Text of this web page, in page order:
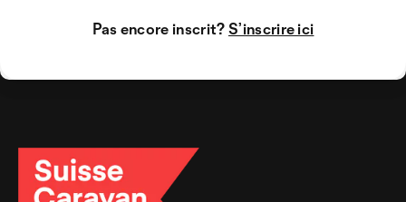
Pas encore inscrit?S’inscrire ici